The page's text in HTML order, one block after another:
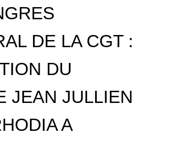
DE LA CGT :
DU
JEAN JULLIEN
A